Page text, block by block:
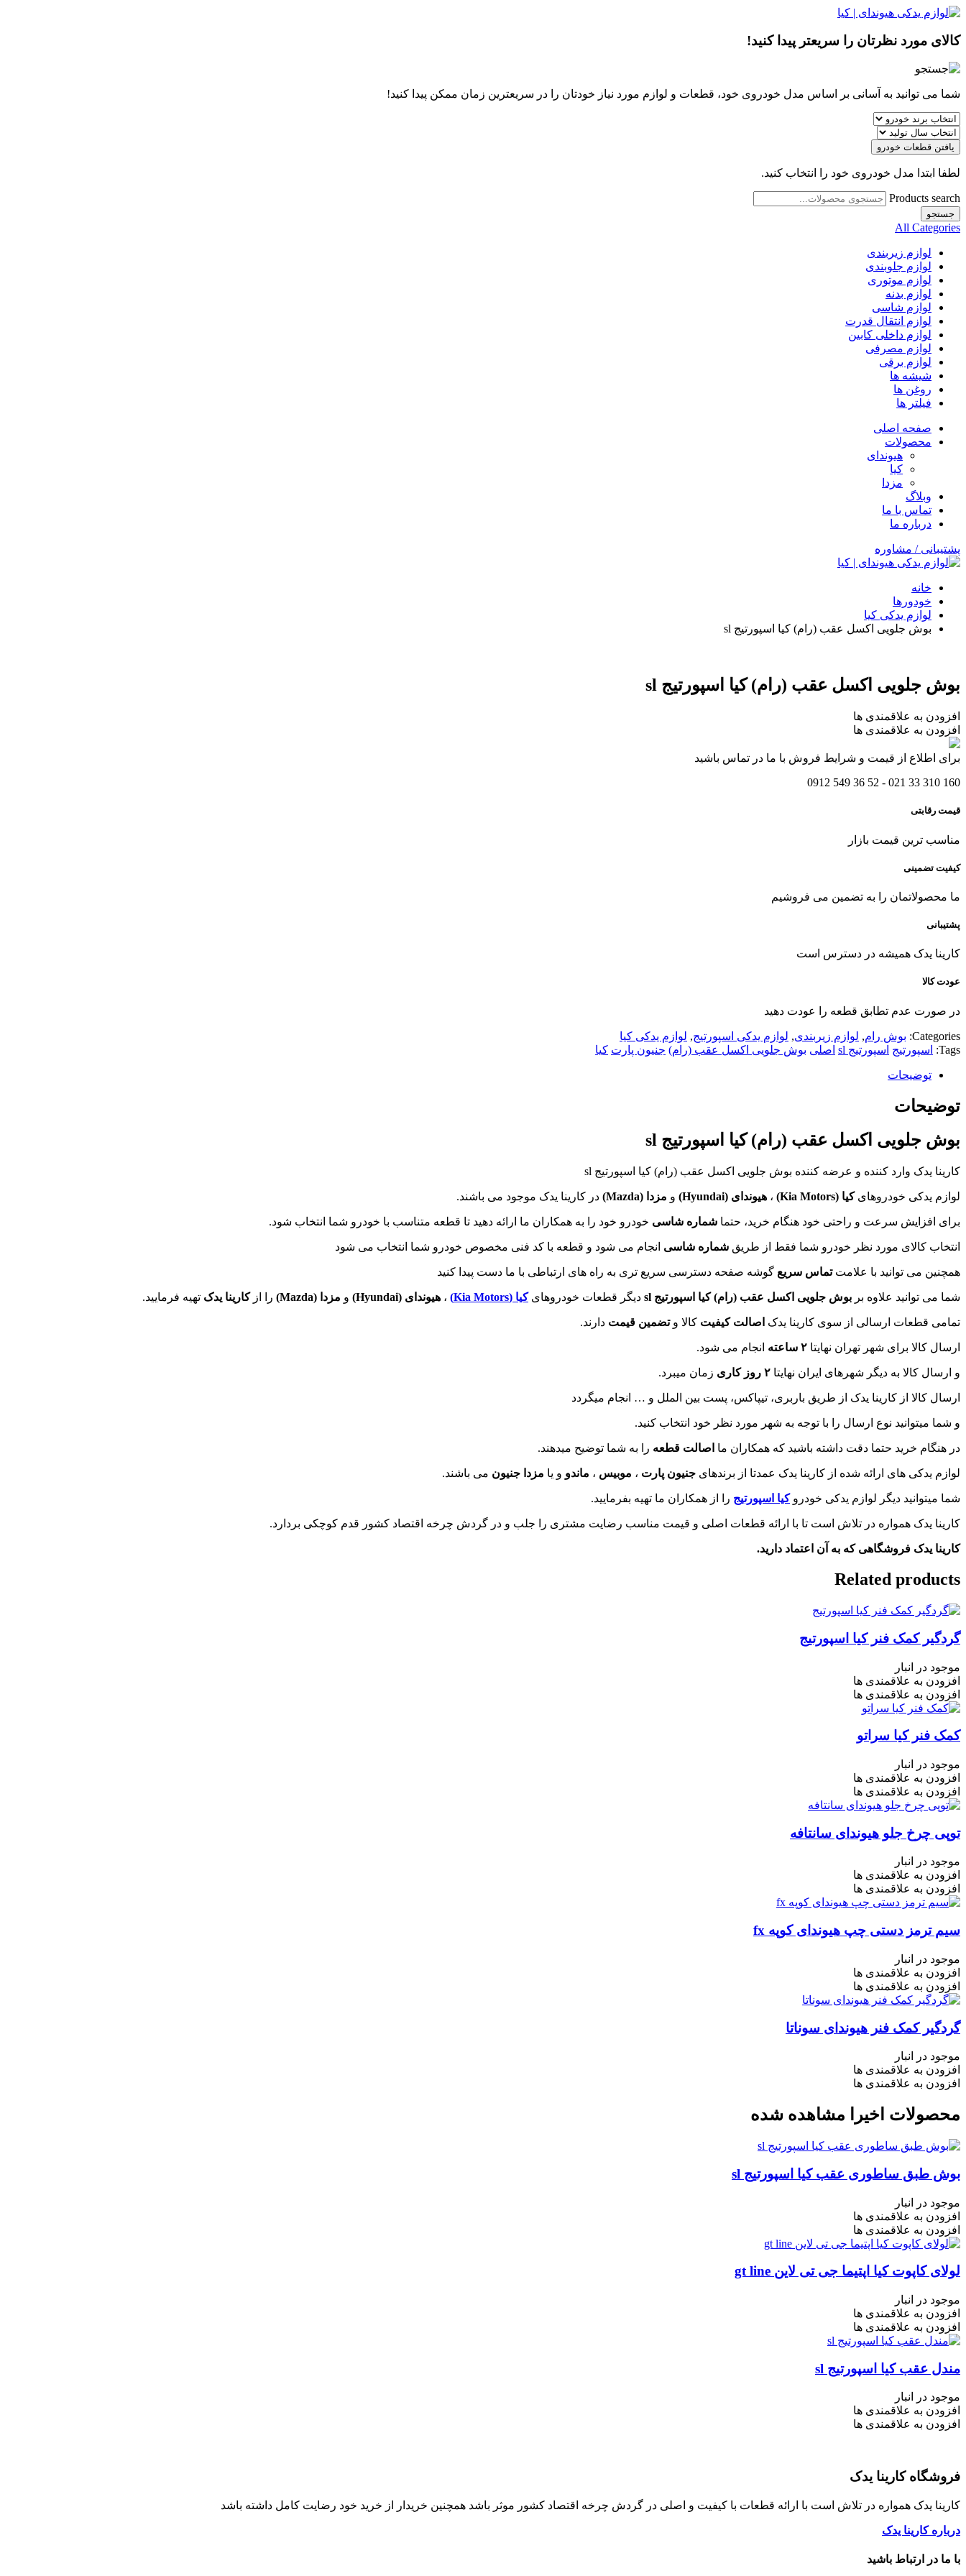
کالای مورد نظرتان را سریعتر پیدا کنید!
شما می توانید به آسانی بر اساس مدل خودروی خود، قطعات و لوازم مورد نیاز خودتان را در سریعترین زمان ممکن پیدا کنید!
یافتن قطعات خودرو
لطفا ابتدا مدل خودروی خود را انتخاب کنید.
Products search
جستجو
All Categories
لوازم زیربندی
لوازم جلوبندی
لوازم موتوری
لوازم بدنه
لوازم شاسی
لوازم انتقال قدرت
لوازم داخلی کابین
لوازم مصرفی
لوازم برقی
شیشه ها
روغن ها
فیلتر ها
صفحه اصلی
محصولات
هیوندای
کیا
مزدا
وبلاگ
تماس با ما
درباره ما
پشتیبانی / مشاوره
خانه
خودورها
لوازم یدکی کیا
بوش جلویی اکسل عقب (رام) کیا اسپورتیج sl
بوش جلویی اکسل عقب (رام) کیا اسپورتیج sl
افزودن به علاقمندی ها
افزودن به علاقمندی ها
برای اطلاع از قیمت و شرایط فروش با ما در تماس باشید
160 310 33 021 - 52 36 549 0912
قیمت رقابتی
مناسب ترین قیمت بازار
کیفیت تضمینی
ما محصولاتمان را به تضمین می فروشیم
پشتیبانی
کارینا یدک همیشه در دسترس است
عودت کالا
در صورت عدم تطابق قطعه را عودت دهید
Categories: بوش رام, لوازم زیربندی, لوازم یدکی اسپورتیج, لوازم یدکی کیا
Tags:
اسپورتیج اسپورتیج sl اصلی بوش جلویی اکسل عقب (رام) جنیون پارت کیا
توضیحات
توضیحات
بوش جلویی اکسل عقب (رام) کیا اسپورتیج sl
کارینا یدک وارد کننده و عرضه کننده بوش جلویی اکسل عقب (رام) کیا اسپورتیج sl
لوازم یدکی خودروهایکیا (Kia Motors
) ، هیوندای (Hyundai
) و مزدا (Mazda
) در کارینا یدک موجود می باشند.
برای افزایش سرعت و راحتی خود هنگام خرید، حتما شماره شاسی خودرو خود را به همکاران ما ارائه دهید تا قطعه متناسب با خودرو شما انتخاب شود.
انتخاب کالای مورد نظر خودرو شما فقط از طریق شماره شاسی انجام می شود و قطعه با کد فنی مخصوص خودرو شما انتخاب می شود
همچنین می توانید با علامتتماس سریع گوشه صفحه دسترسی سریع تری به راه های ارتباطی با ما دست پیدا کنید
شما می توانید علاوه بر بوش جلویی اکسل عقب (رام) کیا اسپورتیج sl دیگر قطعات خودروهایکیا (Kia Motors) ، هیوندای (Hyundai
) و مزدا (Mazda
) را ازکارینا یدک تهیه فرمایید.
تمامی قطعات ارسالی از سوی کارینا یدک اصالت کیفیت کالا وتضمین قیمت دارند.
ارسال کالا برای شهر تهران نهایتا ۲ ساعته انجام می شود.
و ارسال کالا به دیگر شهرهای ایران نهایتا ۲ روز کاری زمان میبرد.
ارسال کالا از کارینا یدک از طریق باربری، تیپاکس، پست بین الملل و … انجام میگردد
و شما میتوانید نوع ارسال را با توجه به شهر مورد نظر خود انتخاب کنید.
در هنگام خرید حتما دقت داشته باشید که همکاران ما اصالت قطعه را به شما توضیح میدهند.
لوازم یدکی های ارائه شده از کارینا یدک عمدتا از برندهای جنیون پارت ، موبیس ، ماندو و یا مزدا جنیون می باشند.
شما میتوانید دیگر لوازم یدکی خودروکیا اسپورتیج را از همکاران ما تهیه بفرمایید.
کارینا یدک همواره در تلاش است تا با ارائه قطعات اصلی و قیمت مناسب رضایت مشتری را جلب و در گردش چرخه اقتصاد کشور قدم کوچکی بردارد.
کارینا یدک فروشگاهی که به آن اعتماد دارید.
Related products
گردگیر کمک فنر کیا اسپورتیج
موجود در انبار
افزودن به علاقمندی ها
افزودن به علاقمندی ها
کمک فنر کیا سراتو
موجود در انبار
افزودن به علاقمندی ها
افزودن به علاقمندی ها
توپی چرخ جلو هیوندای سانتافه
موجود در انبار
افزودن به علاقمندی ها
افزودن به علاقمندی ها
سیم ترمز دستی چپ هیوندای کوپه fx
موجود در انبار
افزودن به علاقمندی ها
افزودن به علاقمندی ها
گردگیر کمک فنر هیوندای سوناتا
موجود در انبار
افزودن به علاقمندی ها
افزودن به علاقمندی ها
محصولات اخیرا مشاهده شده
بوش طبق ساطوری عقب کیا اسپورتیج sl
موجود در انبار
افزودن به علاقمندی ها
افزودن به علاقمندی ها
لولای کاپوت کیا اپتیما جی تی لاین gt line
موجود در انبار
افزودن به علاقمندی ها
افزودن به علاقمندی ها
مندل عقب کیا اسپورتیج sl
موجود در انبار
افزودن به علاقمندی ها
افزودن به علاقمندی ها
فروشگاه کارینا یدک
کارینا یدک همواره در تلاش است با ارائه قطعات با کیفیت و اصلی در گردش چرخه اقتصاد کشور موثر باشد همچنین خریدار از خرید خود رضایت کامل داشته باشد
درباره کارینا یدک
با ما در ارتباط باشید